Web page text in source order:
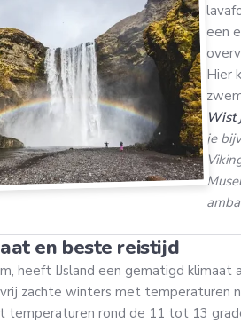
een
Hier
Wist
je
en beste reistijd
heeft IJsland een gematigd klimaat
zachte winters met temperaturen
temperaturen rond de 11 tot 13